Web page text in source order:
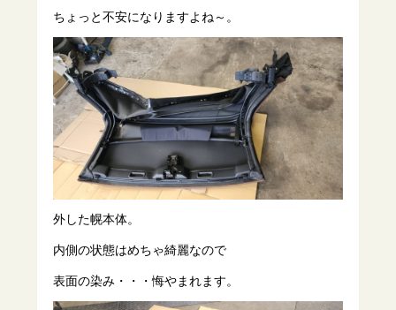
ちょっと不安になりますよね～。
外した幌本体。
内側の状態はめちゃ綺麗なので
表面の染み・・・悔やまれます。